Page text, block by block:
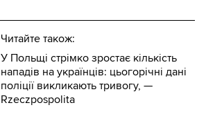
Читайте також:
У Польщі стрімко зростає кількість
нападів на українців: цьогорічні дані
поліції викликають тривогу, —
Rzeczpospolita